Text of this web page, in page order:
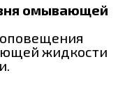
омывающей
жидкости